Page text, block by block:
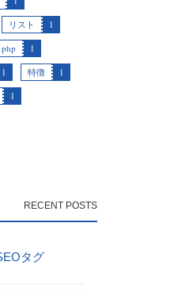
リスト
1
php
1
1 特徴
1
1
タグ